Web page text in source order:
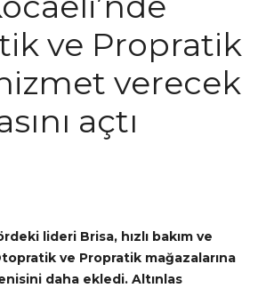
ve Propratik
verecek
açtı
lideri Brisa, hızlı bakım ve
ve Propratik mağazalarına
daha ekledi. Altınlas